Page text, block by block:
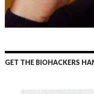
GET THE BIOHACKERS